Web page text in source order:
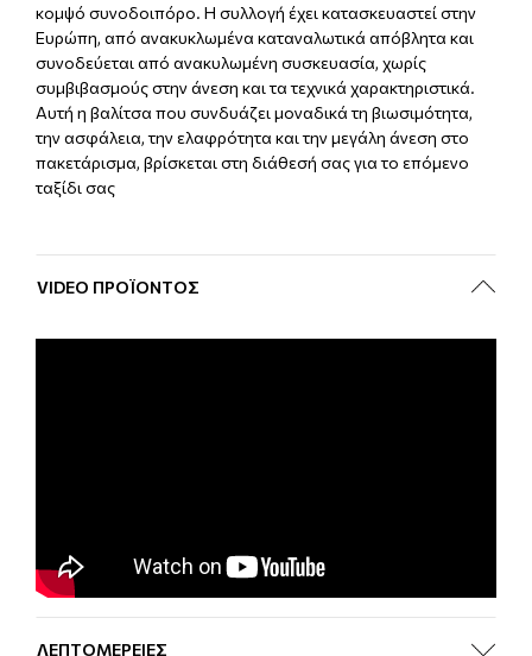
κομψό συνοδοιπόρο. Η συλλογή έχει κατασκευαστεί στην
Ευρώπη, από ανακυκλωμένα καταναλωτικά απόβλητα και
συνοδεύεται από ανακυλωμένη συσκευασία, χωρίς
συμβιβασμούς στην άνεση και τα τεχνικά χαρακτηριστικά.
Αυτή η βαλίτσα που συνδυάζει μοναδικά τη βιωσιμότητα,
την ασφάλεια, την ελαφρότητα και την μεγάλη άνεση στο
πακετάρισμα, βρίσκεται στη διάθεσή σας για το επόμενο
ταξίδι σας
VIDEO ΠΡΟΪΌΝΤΟΣ
ΛΕΠΤΟΜΕΡΕΙΕΣ